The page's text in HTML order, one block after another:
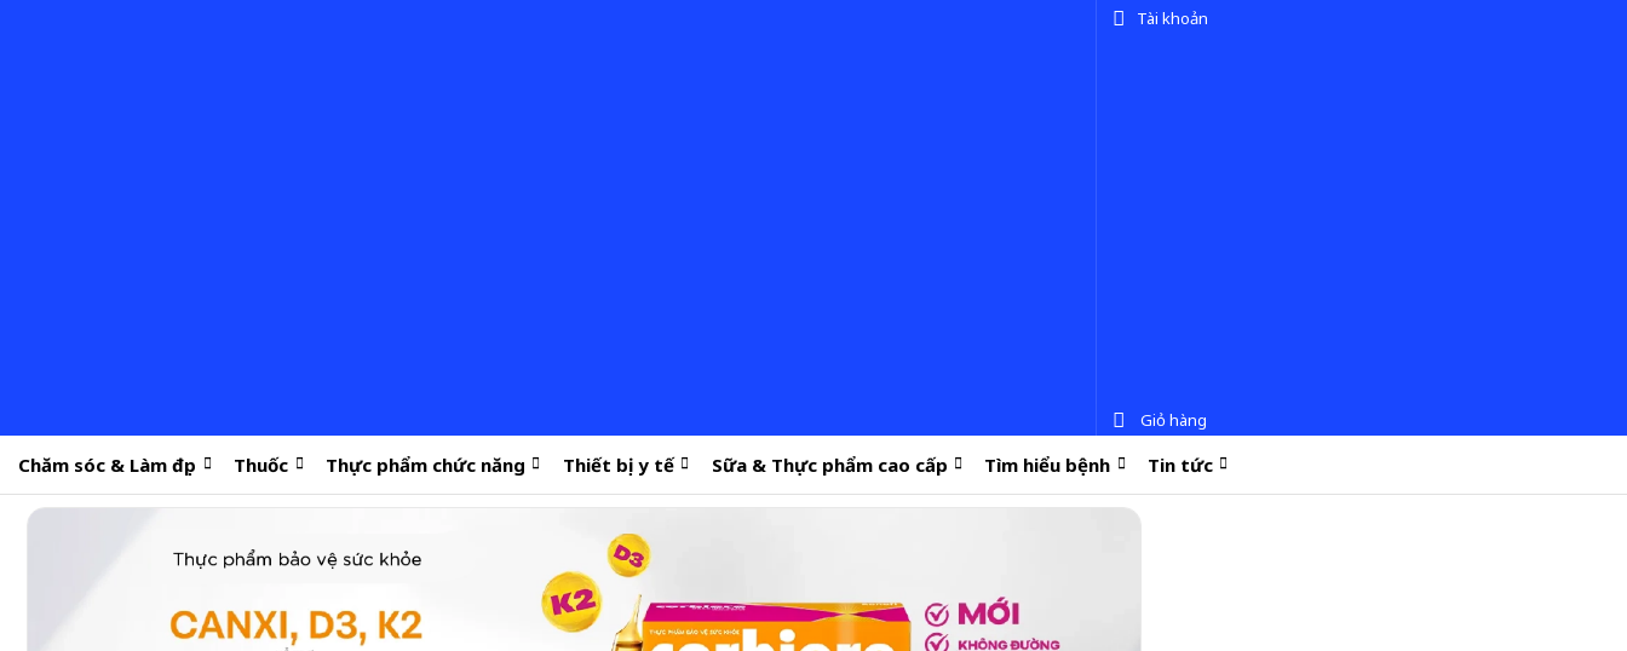
Tài khoản
Giỏ hàng
Chăm sóc & Làm đẹp Thuốc Thực phẩm chức năng Thiết bị y tế Sữa & Thực phẩm cao cấp Tìm hiểu bệnh Tin tức